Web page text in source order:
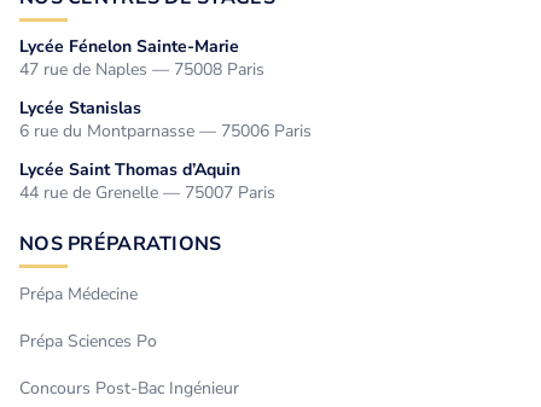
Lycée Fénelon Sainte-Marie
47 rue de Naples — 75008 Paris
Lycée Stanislas
6 rue du Montparnasse — 75006 Paris
Lycée Saint Thomas d’Aquin
44 rue de Grenelle — 75007 Paris
NOS PRÉPARATIONS
Prépa Médecine
Prépa Sciences Po
Concours Post-Bac Ingénieur